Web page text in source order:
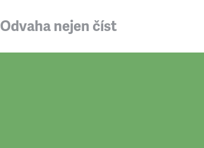
Odvaha nejen číst